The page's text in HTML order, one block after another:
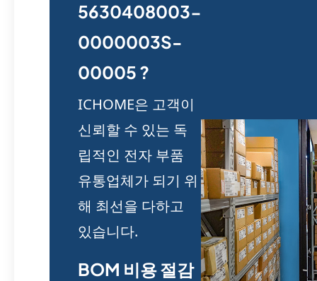
5630408003-
0000003S-
00005 ?
ICHOME은 고객이
신뢰할 수 있는 독
립적인 전자 부품
유통업체가 되기 위
해 최선을 다하고
있습니다.
BOM 비용 절감